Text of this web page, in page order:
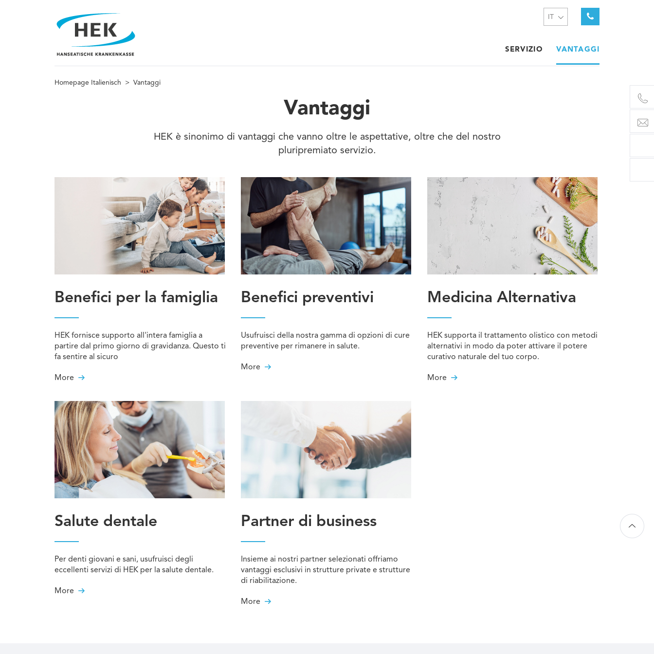
SERVIZIO VANTAGGI
Homepage Italienisch > Vantaggi
Vantaggi
HEK è sinonimo di vantaggi che vanno oltre le aspettative, oltre che del nostro
pluripremiato servizio.
Benefici per la famiglia
HEK fornisce supporto all'intera famiglia a
partire dal primo giorno di gravidanza. Questo ti
fa sentire al sicuro
More
Benefici preventivi
Usufruisci della nostra gamma di opzioni di cure
preventive per rimanere in salute.
More
Medicina Alternativa
HEK supporta il trattamento olistico con metodi
alternativi in modo da poter attivare il potere
curativo naturale del tuo corpo.
More
Salute dentale
Per denti giovani e sani, usufruisci degli
eccellenti servizi di HEK per la salute dentale.
More
Partner di business
Insieme ai nostri partner selezionati offriamo
vantaggi esclusivi in strutture private e strutture
di riabilitazione.
More